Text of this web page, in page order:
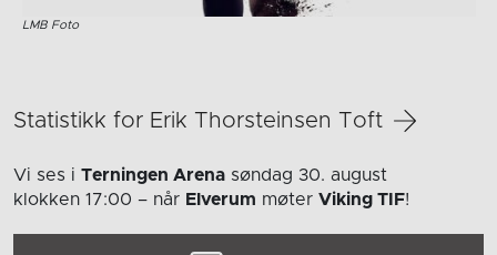
LMB Foto
Statistikk for Erik Thorsteinsen Toft
Vi ses i Terningen Arena søndag 30. august
klokken 17:00 – når Elverum møter Viking TIF!